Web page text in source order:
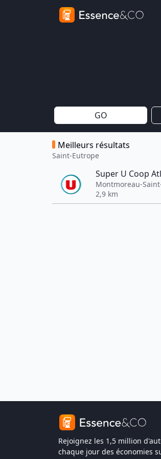
GO
Meilleurs résultats
Saint-Eutrope
Super U Coop
Montmoreau-
2,9 km
Rejoignez les 1,5 million
chaque jour des économies